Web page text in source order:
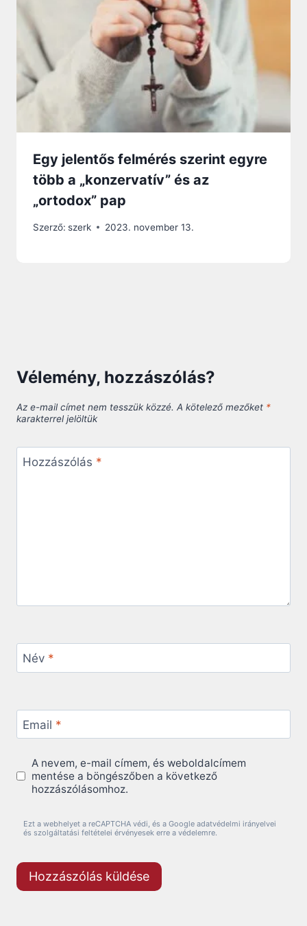
Egy jelentős felmérés szerint egyre
több a „konzervatív” és az
„ortodox” pap
Szerző: szerk 2023. november 13.
Vélemény, hozzászólás?
Az e-mail címet nem tesszük közzé. A kötelező mezőket *
karakterrel jelöltük
Hozzászólás *
Név *
Email *
A nevem, e-mail címem, és weboldalcímem
mentése a böngészőben a következő
hozzászólásomhoz.
Ezt a webhelyet a reCAPTCHA védi, és a Google adatvédelmi irányelvei
és szolgáltatási feltételei érvényesek erre a védelemre.